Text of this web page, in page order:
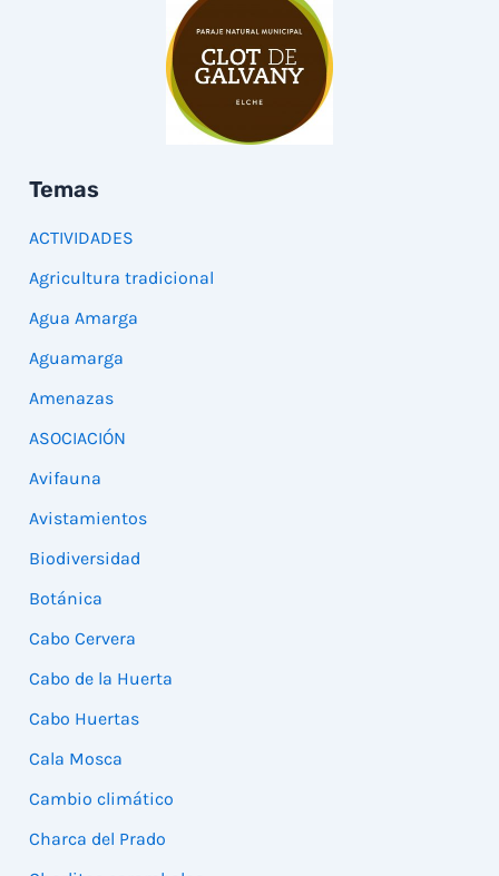
Temas
ACTIVIDADES
Agricultura tradicional
Agua Amarga
Aguamarga
Amenazas
ASOCIACIÓN
Avifauna
Avistamientos
Biodiversidad
Botánica
Cabo Cervera
Cabo de la Huerta
Cabo Huertas
Cala Mosca
Cambio climático
Charca del Prado